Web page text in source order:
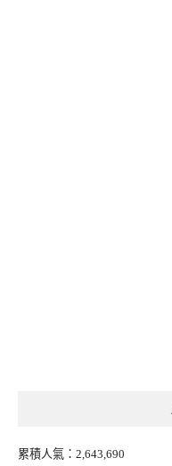
累積人氣：2,643,690